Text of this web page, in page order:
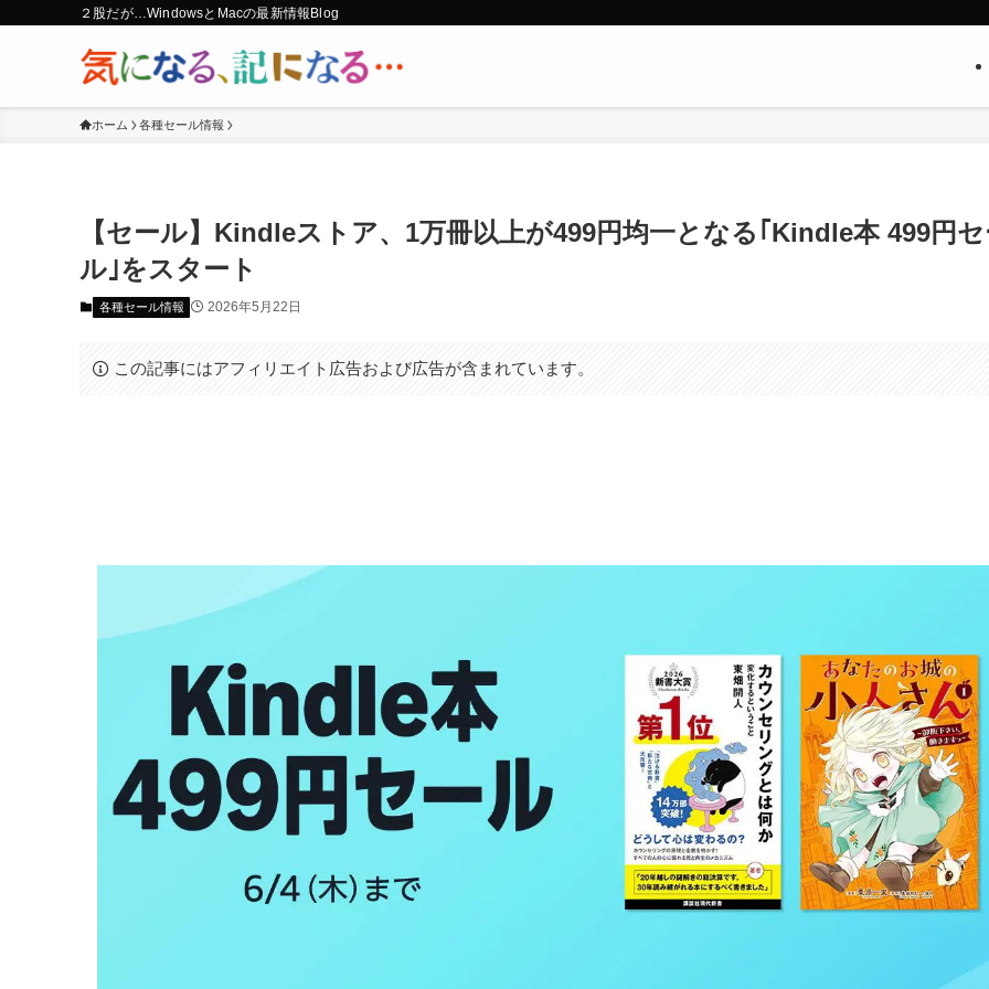
２股だが…WindowsとMacの最新情報Blog
ホーム 各種セール情報
【セール】Kindleストア、1万冊以上が499円均一となる｢Kindle本 499円
ル｣をスタート
各種セール情報 2026年5月22日
この記事にはアフィリエイト広告および広告が含まれています。